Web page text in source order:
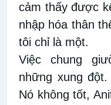
cảm thấy được
nhập hóa thân
tôi chỉ là một.
Việc chung
những xung
Nó không tốt,